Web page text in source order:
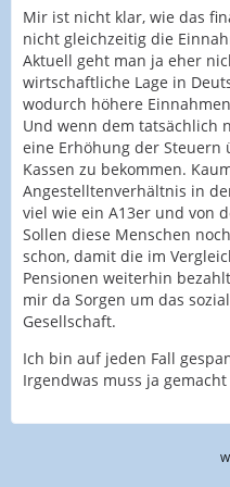
Mir ist nicht klar, wie das
nicht gleichzeitig die
Aktuell geht man ja eher
wirtschaftliche Lage in
wodurch höhere
Und wenn dem tatsächlich
eine Erhöhung der Steuern
Kassen zu bekommen.
Angestelltenverhältnis in
viel wie ein A13er und von
Sollen diese Menschen
schon, damit die im
Pensionen weiterhin
mir da Sorgen um das
Gesellschaft.
Ich bin auf jeden Fall
Irgendwas muss ja